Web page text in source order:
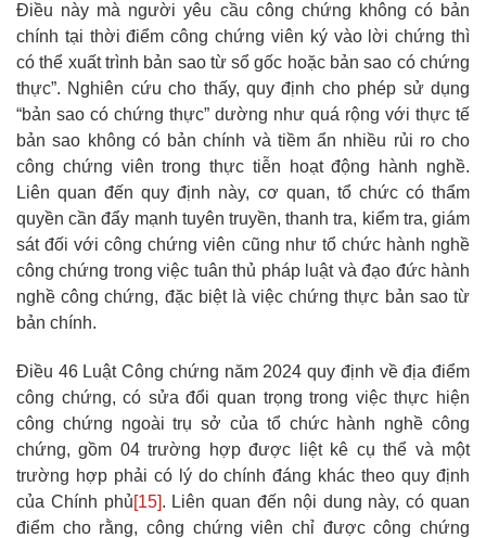
Điều này mà người yêu cầu công chứng không có bản
chính tại thời điểm công chứng viên ký vào lời chứng thì
có thể xuất trình bản sao từ sổ gốc hoặc bản sao có chứng
thực”. Nghiên cứu cho thấy, quy định cho phép sử dụng
“bản sao có chứng thực” dường như quá rộng với thực tế
bản sao không có bản chính và tiềm ẩn nhiều rủi ro cho
công chứng viên trong thực tiễn hoạt động hành nghề.
Liên quan đến quy định này, cơ quan, tổ chức có thẩm
quyền cần đẩy mạnh tuyên truyền, thanh tra, kiểm tra, giám
sát đối với công chứng viên cũng như tổ chức hành nghề
công chứng trong việc tuân thủ pháp luật và đạo đức hành
nghề công chứng, đặc biệt là việc chứng thực bản sao từ
bản chính.
Điều 46 Luật Công chứng năm 2024 quy định về địa điểm
công chứng, có sửa đổi quan trọng trong việc thực hiện
công chứng ngoài trụ sở của tổ chức hành nghề công
chứng, gồm 04 trường hợp được liệt kê cụ thể và một
trường hợp phải có lý do chính đáng khác theo quy định
của Chính phủ[15]. Liên quan đến nội dung này, có quan
điểm cho rằng, công chứng viên chỉ được công chứng